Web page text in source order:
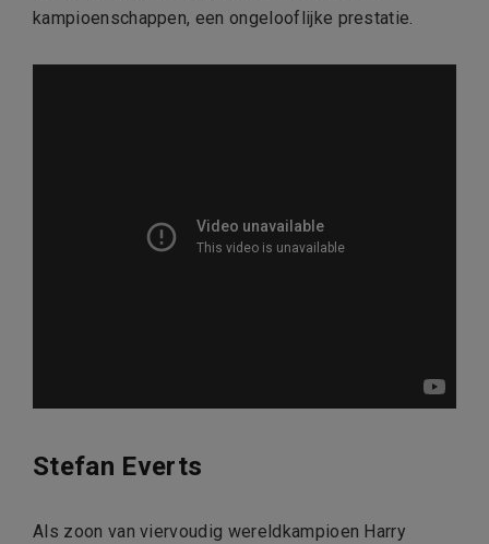
kampioenschappen, een ongelooflijke prestatie.
Stefan Everts
Als zoon van viervoudig wereldkampioen Harry